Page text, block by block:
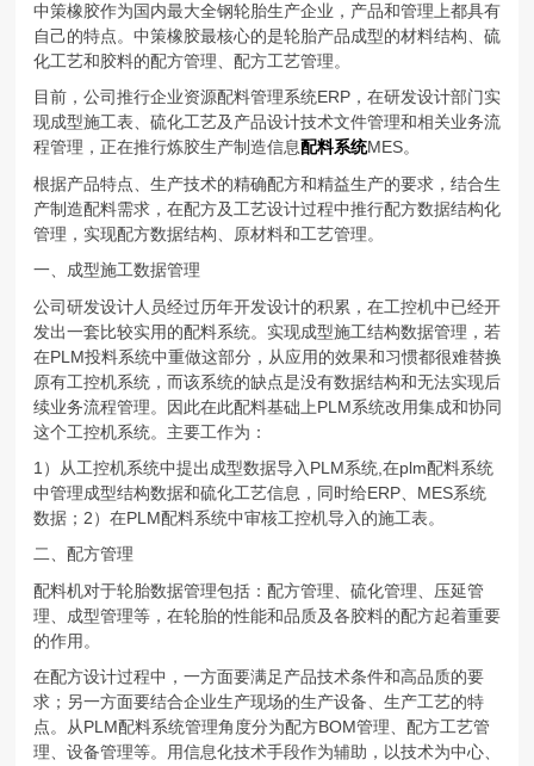
中策橡胶作为国内最大全钢轮胎生产企业，产品和管理上都具有
自己的特点。中策橡胶最核心的是轮胎产品成型的材料结构、硫
化工艺和胶料的配方管理、配方工艺管理。
目前，公司推行企业资源配料管理系统ERP，在研发设计部门实
现成型施工表、硫化工艺及产品设计技术文件管理和相关业务流
程管理，正在推行炼胶生产制造信息配料系统MES。
根据产品特点、生产技术的精确配方和精益生产的要求，结合生
产制造配料需求，在配方及工艺设计过程中推行配方数据结构化
管理，实现配方数据结构、原材料和工艺管理。
一、成型施工数据管理
公司研发设计人员经过历年开发设计的积累，在工控机中已经开
发出一套比较实用的配料系统。实现成型施工结构数据管理，若
在PLM投料系统中重做这部分，从应用的效果和习惯都很难替换
原有工控机系统，而该系统的缺点是没有数据结构和无法实现后
续业务流程管理。因此在此配料基础上PLM系统改用集成和协同
这个工控机系统。主要工作为：
1）从工控机系统中提出成型数据导入PLM系统,在plm配料系统
中管理成型结构数据和硫化工艺信息，同时给ERP、MES系统
数据；2）在PLM配料系统中审核工控机导入的施工表。
二、配方管理
配料机对于轮胎数据管理包括：配方管理、硫化管理、压延管
理、成型管理等，在轮胎的性能和品质及各胶料的配方起着重要
的作用。
在配方设计过程中，一方面要满足产品技术条件和高品质的要
求；另一方面要结合企业生产现场的生产设备、生产工艺的特
点。从PLM配料系统管理角度分为配方BOM管理、配方工艺管
理、设备管理等。用信息化技术手段作为辅助，以技术为中心、